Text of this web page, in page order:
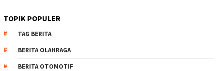
TOPIK POPULER
TAG BERITA
BERITA OLAHRAGA
BERITA OTOMOTIF